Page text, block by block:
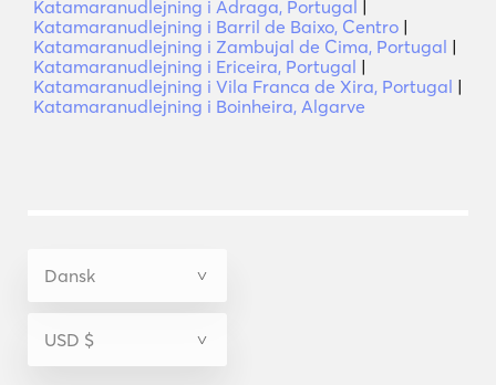
Katamaranudlejning i Adraga, Portugal |
Katamaranudlejning i Barril de Baixo, Centro |
Katamaranudlejning i Zambujal de Cima, Portugal |
Katamaranudlejning i Ericeira, Portugal |
Katamaranudlejning i Vila Franca de Xira, Portugal |
Katamaranudlejning i Boinheira, Algarve